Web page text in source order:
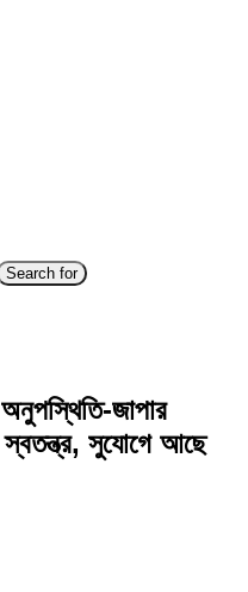
Search for
জাপার
সুযোগে আছে